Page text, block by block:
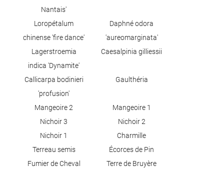
Nantais'
Loropétalum
chinense 'fire dance'
Daphné odora
'aureomarginata'
Lagerstroemia
indica 'Dynamite'
Caesalpinia gilliessii
Callicarpa bodinieri
'profusion'
Gaulthéria
Mangeoire 2
Mangeoire 1
Nichoir 3
Nichoir 2
Nichoir 1
Charmille
Terreau semis
Écorces de Pin
Fumier de Cheval
Terre de Bruyère